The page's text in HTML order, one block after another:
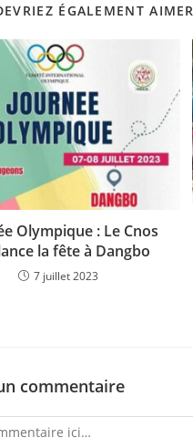
ÉGALEMENT AIMER
Olympique : Le Cnos
la fête à Dangbo
7 juillet 2023
commentaire